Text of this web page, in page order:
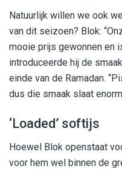
Natuurlijk willen we ook
van dit seizoen? Blok:
mooie prijs gewonnen en
introduceerde hij de smaak
einde van de Ramadan.
dus die smaak slaat enorm
‘Loaded’ softijs
Hoewel Blok openstaat
voor hem wel binnen de